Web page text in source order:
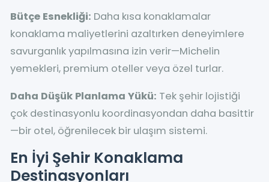
Bütçe Esnekliği: Daha kısa konaklamalar
konaklama maliyetlerini azaltırken deneyimlere
savurganlık yapılmasına izin verir—Michelin
yemekleri, premium oteller veya özel turlar.
Daha Düşük Planlama Yükü: Tek şehir lojistiği
çok destinasyonlu koordinasyondan daha basittir
—bir otel, öğrenilecek bir ulaşım sistemi.
En İyi Şehir Konaklama
Destinasyonları